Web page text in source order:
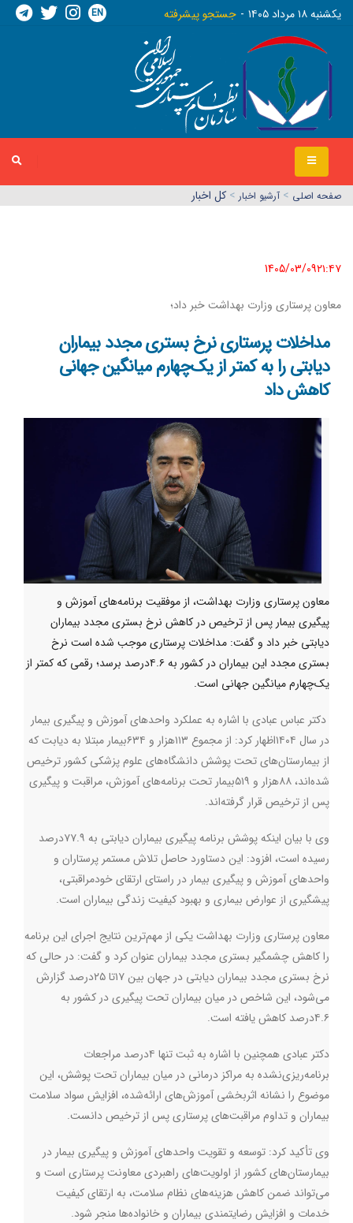
يکشنبه ١٨ مرداد ١٤٠٥ جستجو پیشرفته EN
صفحه اصلي > آرشیو اخبار > کل اخبار
1405/03/09٢١:٤٧
معاون پرستاری وزارت بهداشت خبر داد؛
مداخلات پرستاری نرخ بستری مجدد بیماران
دیابتی را به کمتر از یک‌چهارم میانگین جهانی
کاهش داد
معاون پرستاری وزارت بهداشت، از موفقیت برنامه‌های آموزش و
پیگیری بیمار پس از ترخیص در کاهش نرخ بستری مجدد بیماران
دیابتی خبر داد و گفت: مداخلات پرستاری موجب شده است نرخ
بستری مجدد این بیماران در کشور به ۴.۶درصد برسد؛ رقمی که کمتر از
یک‌چهارم میانگین جهانی است.
دکتر عباس عبادی با اشاره به عملکرد واحدهای آموزش و پیگیری بیمار
در سال ۱۴۰۴اظهار کرد: از مجموع ۱۱۳هزار و ۶۳۴بیمار مبتلا به دیابت که
از بیمارستان‌های تحت پوشش دانشگاه‌های علوم پزشکی کشور ترخیص
شده‌اند، ۸۸هزار و ۵۱۹بیمار تحت برنامه‌های آموزش، مراقبت و پیگیری
پس از ترخیص قرار گرفته‌اند.
وی با بیان اینکه پوشش برنامه پیگیری بیماران دیابتی به ۷۷.۹درصد
رسیده است، افزود: این دستاورد حاصل تلاش مستمر پرستاران و
واحدهای آموزش و پیگیری بیمار در راستای ارتقای خودمراقبتی،
پیشگیری از عوارض بیماری و بهبود کیفیت زندگی بیماران است.
معاون پرستاری وزارت بهداشت یکی از مهم‌ترین نتایج اجرای این برنامه
را کاهش چشمگیر بستری مجدد بیماران عنوان کرد و گفت: در حالی که
نرخ بستری مجدد بیماران دیابتی در جهان بین ۱۷تا ۲۵درصد گزارش
می‌شود، این شاخص در میان بیماران تحت پیگیری در کشور به
۴.۶درصد کاهش یافته است.
دکتر عبادی همچنین با اشاره به ثبت تنها ۴درصد مراجعات
برنامه‌ریزی‌نشده به مراکز درمانی در میان بیماران تحت پوشش، این
موضوع را نشانه اثربخشی آموزش‌های ارائه‌شده، افزایش سواد سلامت
بیماران و تداوم مراقبت‌های پرستاری پس از ترخیص دانست.
وی تأکید کرد: توسعه و تقویت واحدهای آموزش و پیگیری بیمار در
بیمارستان‌های کشور از اولویت‌های راهبردی معاونت پرستاری است و
می‌تواند ضمن کاهش هزینه‌های نظام سلامت، به ارتقای کیفیت
خدمات و افزایش رضایتمندی بیماران و خانواده‌ها منجر شود.